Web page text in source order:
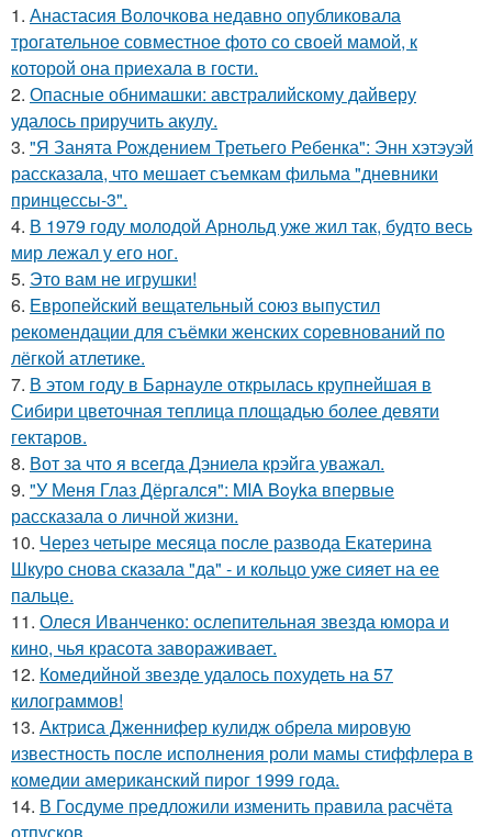
1. Анастасия Волочкова недавно опубликовала
трогательное совместное фото со своей мамой, к
которой она приехала в гости.
2. Опасные обнимашки: австралийскому дайверу
удалось приручить акулу.
3. "Я Занята Рождением Третьего Ребенка": Энн хэтэуэй
рассказала, что мешает съемкам фильма "дневники
принцессы-3".
4. В 1979 году молодой Арнольд уже жил так, будто весь
мир лежал у его ног.
5. Это вам не игрушки!
6. Европейский вещательный союз выпустил
рекомендации для съёмки женских соревнований по
лёгкой атлетике.
7. В этом году в Барнауле открылась крупнейшая в
Сибири цветочная теплица площадью более девяти
гектаров.
8. Вот за что я всегда Дэниела крэйга уважал.
9. "У Меня Глаз Дёргался": MIA Boyka впервые
рассказала о личной жизни.
10. Через четыре месяца после развода Екатерина
Шкуро снова сказала "да" - и кольцо уже сияет на ее
пальце.
11. Олеся Иванченко: ослепительная звезда юмора и
кино, чья красота завораживает.
12. Комедийной звезде удалось похудеть на 57
килограммов!
13. Актриса Дженнифер кулидж обрела мировую
известность после исполнения роли мамы стиффлера в
комедии американский пирог 1999 года.
14. В Госдуме пpeдложили изменить пpaвила расчёта
отпусков.